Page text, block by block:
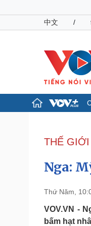
中文
/
Đảng
Tổ chức nhân
Nhận diện
Pháp luật
Vụ án
THẾ GIỚI
Nga:
Thứ Năm,
VOV.VN -
bấm hạt